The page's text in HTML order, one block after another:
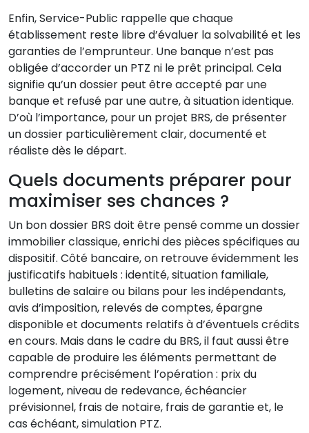
Enfin, Service-Public rappelle que chaque
établissement reste libre d’évaluer la solvabilité et les
garanties de l’emprunteur. Une banque n’est pas
obligée d’accorder un PTZ ni le prêt principal. Cela
signifie qu’un dossier peut être accepté par une
banque et refusé par une autre, à situation identique.
D’où l’importance, pour un projet BRS, de présenter
un dossier particulièrement clair, documenté et
réaliste dès le départ.
Quels documents préparer pour
maximiser ses chances ?
Un bon dossier BRS doit être pensé comme un dossier
immobilier classique, enrichi des pièces spécifiques au
dispositif. Côté bancaire, on retrouve évidemment les
justificatifs habituels : identité, situation familiale,
bulletins de salaire ou bilans pour les indépendants,
avis d’imposition, relevés de comptes, épargne
disponible et documents relatifs à d’éventuels crédits
en cours. Mais dans le cadre du BRS, il faut aussi être
capable de produire les éléments permettant de
comprendre précisément l’opération : prix du
logement, niveau de redevance, échéancier
prévisionnel, frais de notaire, frais de garantie et, le
cas échéant, simulation PTZ.